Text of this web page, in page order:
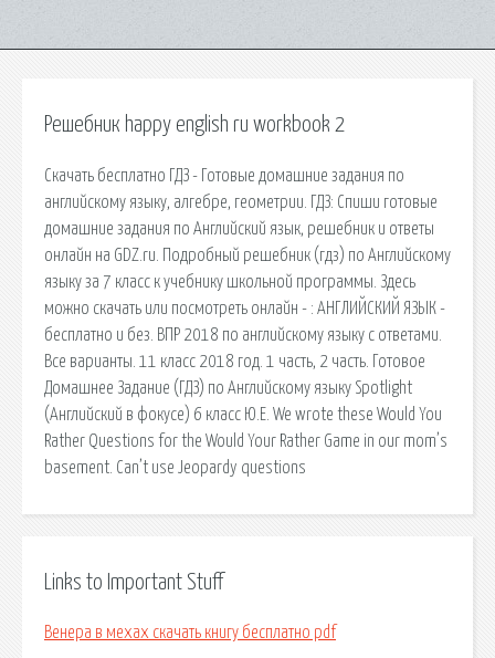
Решебник happy english ru workbook 2
Скачать бесплатно ГДЗ - Готовые домашние задания по
английскому языку, алгебре, геометрии. ГДЗ: Спиши готовые
домашние задания по Английский язык, решебник и ответы
онлайн на GDZ.ru. Подробный решебник (гдз) по Английскому
языку за 7 класс к учебнику школьной программы. Здесь
можно скачать или посмотреть онлайн - : АНГЛИЙСКИЙ ЯЗЫК -
бесплатно и без. ВПР 2018 по английскому языку с ответами.
Все варианты. 11 класс 2018 год. 1 часть, 2 часть. Готовое
Домашнее Задание (ГДЗ) по Английскому языку Spotlight
(Английский в фокусе) 6 класс Ю.Е. We wrote these Would You
Rather Questions for the Would Your Rather Game in our mom’s
basement. Can’t use Jeopardy questions
Links to Important Stuff
Венера в мехах скачать книгу бесплатно pdf